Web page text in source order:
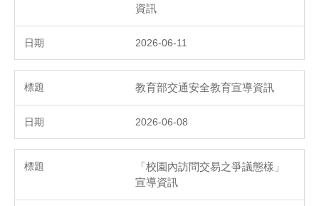
資訊
2026-06-11
教育部交通安全教育宣導資訊
2026-06-08
「校園內訪問交易之爭議態樣」
宣導資訊